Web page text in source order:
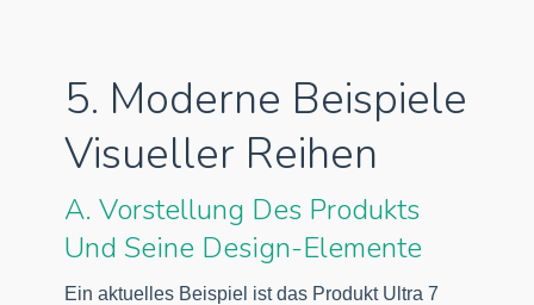
5. Moderne Beispiele
Visueller Reihen
A. Vorstellung Des Produkts
Und Seine Design-Elemente
Ein aktuelles Beispiel ist das Produkt Ultra 7